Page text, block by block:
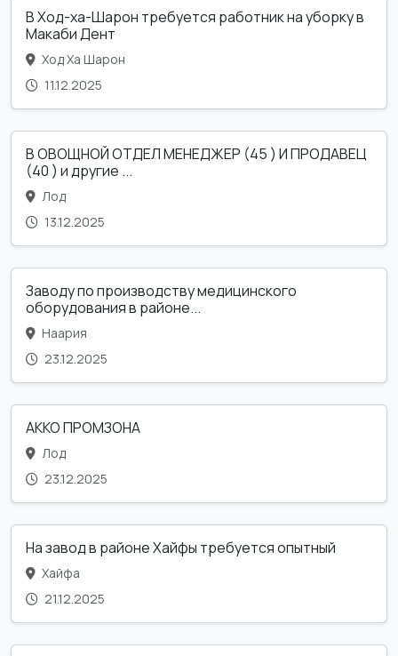
В Ход-ха-Шарон требуется работник на уборку в
Макаби Дент
Ход Ха Шарон
11.12.2025
В ОВОЩНОЙ ОТДЕЛ МЕНЕДЖЕР (45 ) И ПРОДАВЕЦ
(40 ) и другие ...
Лод
13.12.2025
Заводу по производству медицинского
оборудования в районе...
Наария
23.12.2025
АККО ПРОМЗОНА
Лод
23.12.2025
На завод в районе Хайфы требуется опытный
Хайфа
21.12.2025